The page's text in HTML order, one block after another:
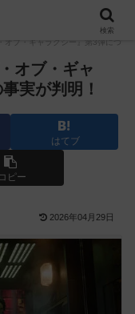
オブ・ギャラクシー』第3弾につい
オブ・ギャ
実が判明！
はてブ
コピー
2026年04月29日
検索